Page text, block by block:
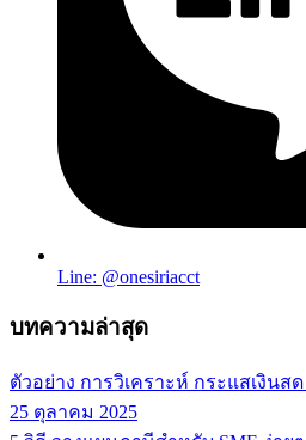
Line: @onesiriacct
บทความล่าสุด
ตัวอย่าง การวิเคราะห์ กระแสเงินส
25 ตุลาคม 2025